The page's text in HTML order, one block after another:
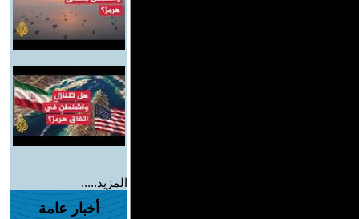
المزيد.....
أخبار عامة